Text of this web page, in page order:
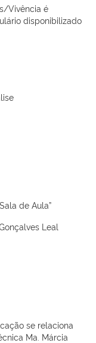
Vivência é
disponibilizado
de Aula”
Leal
se relaciona
Ma. Márcia